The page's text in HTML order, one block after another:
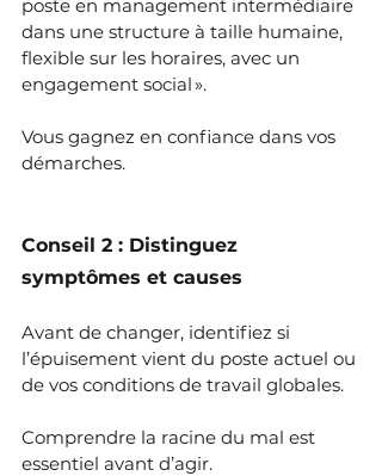
poste en management intermédiaire
dans une structure à taille humaine,
flexible sur les horaires, avec un
engagement social ».
Vous gagnez en confiance dans vos
démarches.
Conseil 2 : Distinguez
symptômes et causes
Avant de changer, identifiez si
l’épuisement vient du poste actuel ou
de vos conditions de travail globales.
Comprendre la racine du mal est
essentiel avant d’agir.